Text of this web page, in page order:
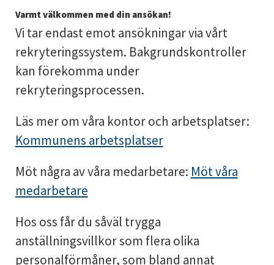
Varmt välkommen med din ansökan!
Vi tar endast emot ansökningar via vårt
rekryteringssystem. Bakgrundskontroller
kan förekomma under
rekryteringsprocessen.
Läs mer om våra kontor och arbetsplatser:
Kommunens arbetsplatser
Möt några av våra medarbetare: Möt våra
medarbetare
Hos oss får du såväl trygga
anställningsvillkor som flera olika
personalförmåner, som bland annat